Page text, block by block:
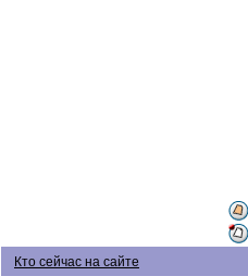
Кто сейчас на сайте